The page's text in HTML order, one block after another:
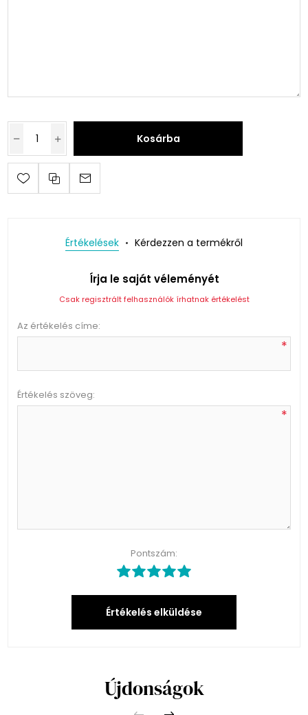
Kosárba
Értékelések Kérdezzen a termékről
Írja le saját véleményét
Csak regisztrált felhasználók írhatnak értékelést
Az értékelés címe:
*
Értékelés szöveg:
*
Pontszám:
Értékelés elküldése
Újdonságok